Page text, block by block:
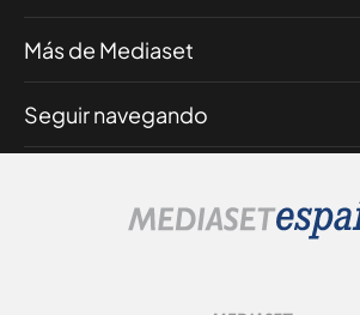
Más de Mediaset
Seguir navegando